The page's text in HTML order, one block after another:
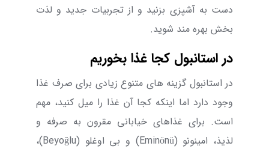
دست به آشپزی بزنید و از تجربیات جدید و لذت
بخش بهره مند شوید.
در استانبول کجا غذا بخوریم
در استانبول گزینه های متنوع زیادی برای صرف غذا
وجود دارد اما اینکه کجا آن غذا را میل کنید، مهم
است. برای غذاهای خیابانی مقرون به صرفه و
لذیذ، امینونو (Eminönü) و بی اوغلو (Beyoğlu)،